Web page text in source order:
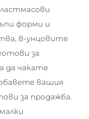
форми и
8-унцовите
за
да чакате
вашия
за продажба.